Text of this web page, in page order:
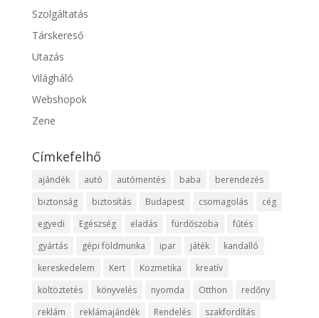
Szolgáltatás
Társkereső
Utazás
Világháló
Webshopok
Zene
Címkefelhő
ajándék autó autómentés baba
berendezés
biztonság
biztosítás Budapest csomagolás
cég
egyedi
Egészség eladás fürdőszoba
fűtés
gyártás
gépi földmunka ipar játék
kandalló
kereskedelem
Kert Kozmetika
kreatív
költöztetés
könyvelés nyomda Otthon
redőny
reklám
reklámajándék Rendelés szakfordítás